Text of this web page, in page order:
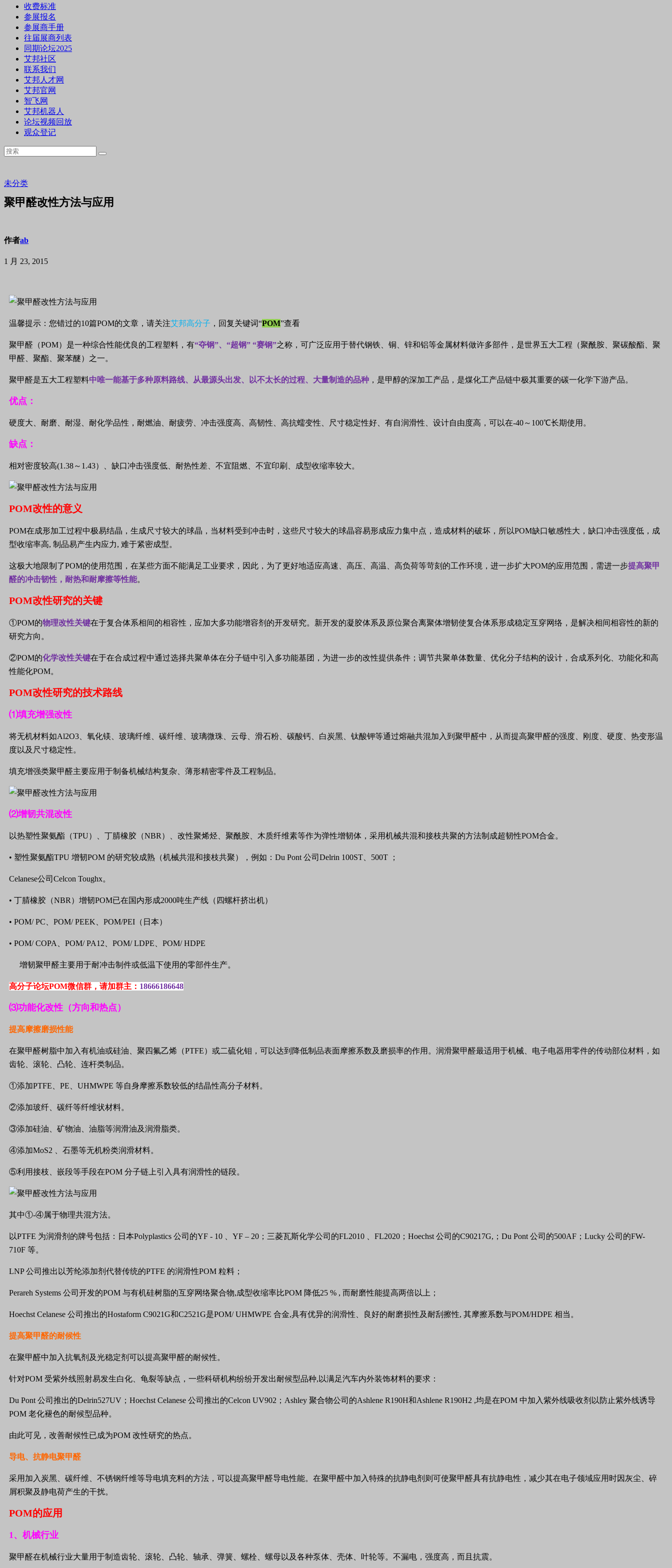
收费标准
参展报名
参展商手册
往届展商列表
同期论坛2025
艾邦社区
联系我们
艾邦人才网
艾邦官网
智飞网
艾邦机器人
论坛视频回放
观众登记
未分类
聚甲醛改性方法与应用
作者ab
1 月 23, 2015
温馨提示：您错过的10篇POM的文章，请关注艾邦高分子 ，回复关键词“POM”查看
聚甲醛（POM）是一种综合性能优良的工程塑料，有“夺钢”、 “超钢” “赛钢”之称，可广泛应用于替代钢铁、铜、锌和铝等金属材料做许多部件，是世界五大工程（聚酰胺、聚碳酸酯、聚
甲醛、聚酯、聚苯醚）之一。
聚甲醛是五大工程塑料中唯一能基于多种原料路线、从最源头出发、以不太长的过程、大量制造的品种 ，是甲醇的深加工产品，是煤化工产品链中极其重要的碳一化学下游产品。
优点：
硬度大、耐磨、耐湿、耐化学品性，耐燃油、耐疲劳、冲击强度高、高韧性、高抗蠕变性、尺寸稳定性好、有自润滑性、设计自由度高，可以在-40～ 100℃长期使用。
缺点：
相对密度较高(1.38～ 1.43）、缺口冲击强度低、耐热性差、不宜阻燃、不宜印刷、成型收缩率较大。
POM改性的意义
POM在成形加工过程中极易结晶，生成尺寸较大的球晶，当材料受到冲击时，这些尺寸较大的球晶容易形成应力集中点，造成材料的破坏，所以POM缺口敏感性大，缺口冲击强度低，成
型收缩率高, 制品易产生内应力, 难于紧密成型。
这极大地限制了POM的使用范围，在某些方面不能满足工业要求，因此，为了更好地适应高速、高压、高温、高负荷等苛刻的工作环境，进一步扩大POM的应用范围，需进一步提高聚甲
醛的冲击韧性，耐热和耐摩擦等性能。
POM改性研究的关键
①POM的物理改性关键在于复合体系相间的相容性，应加大多功能增容剂的开发研究。新开发的凝胶体系及原位聚合离聚体增韧使复合体系形成稳定互穿网络，是解决相间相容性的新的
研究方向。
②POM的化学改性关键在于在合成过程中通过选择共聚单体在分子链中引入多功能基团，为进一步的改性提供条件；调节共聚单体数量、优化分子结构的设计，合成系列化、功能化和高
性能化POM。
POM改性研究的技术路线
⑴填充增强改性
将无机材料如Al2O3 、氧化镁、玻璃纤维、碳纤维、玻璃微珠、云母、滑石粉、碳酸钙、白炭黑、钛酸钾等通过熔融共混加入到聚甲醛中，从而提高聚甲醛的强度、刚度、硬度、热变形温
度以及尺寸稳定性。
填充增强类聚甲醛主要应用于制备机械结构复杂、薄形精密零件及工程制品。
⑵增韧共混改性
以热塑性聚氨酯（TPU）、丁腈橡胶（NBR ）、改性聚烯烃、聚酰胺、木质纤维素等作为弹性增韧体，采用机械共混和接枝共聚的方法制成超韧性POM合金。
• 塑性聚氨酯TPU 增韧POM 的研究较成熟（机械共混和接枝共聚），例如： Du Pont 公司 Delrin 100ST 500T ；
Celanese公司 Celcon Toughx。
• 丁腈橡胶（NBR ）增韧POM已在国内形成2000吨生产线（四螺杆挤出机）
• POM/ PC POM/ PEEK POM/PEI （日本）
• POM/ COPA POM/ PA12 POM/ LDPE POM/ HDPE
增韧聚甲醛主要用于耐冲击制件或低温下使用的零部件生产。
高分子论坛POM微信群，请加群主： 18666186648
⑶功能化改性（方向和热点）
提高摩擦磨损性能
在聚甲醛树脂中加入有机油或硅油、聚四氟乙烯（PTFE）或二硫化钼，可以达到降低制品表面摩擦系数及磨损率的作用。润滑聚甲醛最适用于机械、电子电器用零件的传动部位材料，如
齿轮、滚轮、凸轮、连杆类制品。
①添加PTFE PE UHMWPE 等自身摩擦系数较低的结晶性高分子材料。
②添加玻纤、碳纤等纤维状材料。
③添加硅油、矿物油、油脂等润滑油及润滑脂类。
④添加MoS2 、石墨等无机粉类润滑材料。
⑤利用接枝、嵌段等手段在POM 分子链上引入具有润滑性的链段。
其中①-④属于物理共混方法。
以PTFE 为润滑剂的牌号包括：日本Polyplastics 公司的YF - 10 YF – 20 ；三菱瓦斯化学公司的FL2010 FL2020 ； Hoechst 公司的C90217G, ； Du Pont 公司的500AF ； Lucky 公司的FW-
710F 等。
LNP公司推出以芳纶添加剂代替传统的PTFE 的润滑性POM 粒料；
Perareh Systems 公司开发的POM 与有机硅树脂的互穿网络聚合物,成型收缩率比POM 降低25 % , 而耐磨性能提高两倍以上；
Hoechst Celanese 公司推出的Hostaform C9021G和C2521G是POM/ UHMWPE 合金,具有优异的润滑性、良好的耐磨损性及耐刮擦性, 其摩擦系数与POM/HDPE 相当。
提高聚甲醛的耐候性
在聚甲醛中加入抗氧剂及光稳定剂可以提高聚甲醛的耐候性。
针对POM 受紫外线照射易发生白化、龟裂等缺点，一些科研机构纷纷开发出耐候型品种, 以满足汽车内外装饰材料的要求：
Du Pont 公司推出的Delrin527UV ； Hoechst Celanese 公司推出的Celcon UV902 ； Ashley 聚合物公司的Ashlene R190H和Ashlene R190H2 ,均是在POM 中加入紫外线吸收剂以防止紫外线诱导
POM 老化褪色的耐候型品种。
由此可见，改善耐候性已成为POM 改性研究的热点。
导电、抗静电聚甲醛
采用加入炭黑、碳纤维、不锈钢纤维等导电填充料的方法，可以提高聚甲醛导电性能。在聚甲醛中加入特殊的抗静电剂则可使聚甲醛具有抗静电性，减少其在电子领域应用时因灰尘、碎
屑积聚及静电荷产生的干扰。
POM的应用
1、 机械行业
聚甲醛在机械行业大量用于制造齿轮、滚轮、凸轮、轴承、弹簧、螺栓、螺母以及各种泵体、壳体、叶轮等。不漏电，强度高，而且抗震。